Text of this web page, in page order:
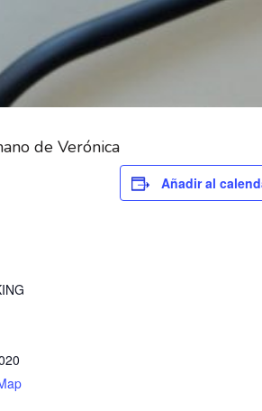
de Verónica
Añadir al